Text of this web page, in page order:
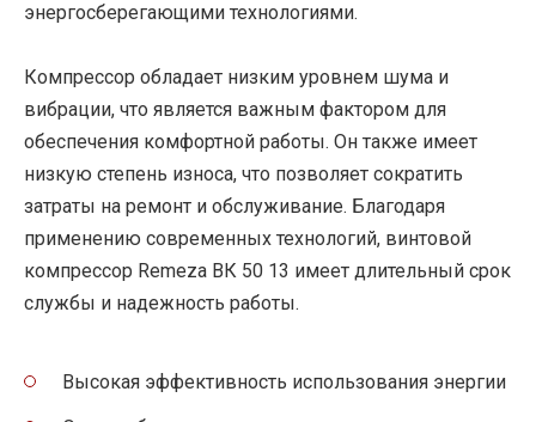
энергосберегающими технологиями.
Компрессор обладает низким уровнем шума и
вибрации, что является важным фактором для
обеспечения комфортной работы. Он также имеет
низкую степень износа, что позволяет сократить
затраты на ремонт и обслуживание. Благодаря
применению современных технологий, винтовой
компрессор Remeza ВК 50 13 имеет длительный срок
службы и надежность работы.
Высокая эффективность использования энергии